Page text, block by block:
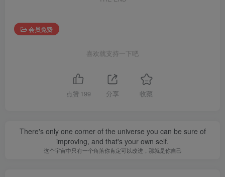
会员免费
喜欢就支持一下吧
点赞 199 分享 收藏
There's only one corner of the universe you can be sure of
improving, and that's your own self.
这个宇宙中只有一个角落你肯定可以改进，那就是你自己